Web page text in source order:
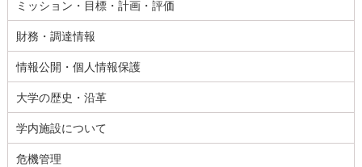
ミッション・目標・計画・評価
財務・調達情報
情報公開・個人情報保護
大学の歴史・沿革
学内施設について
危機管理